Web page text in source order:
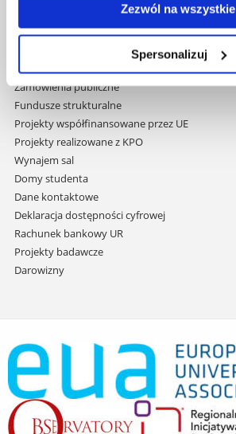
Zezwól na wszystkie
Spersonalizuj
do
Covid info
Praca na UR
Zamówienia publiczne
Fundusze strukturalne
Projekty współfinansowane przez UE
Projekty realizowane z KPO
Wynajem sal
Domy studenta
Dane kontaktowe
Deklaracja dostępności cyfrowej
Rachunek bankowy UR
Projekty badawcze
Darowizny